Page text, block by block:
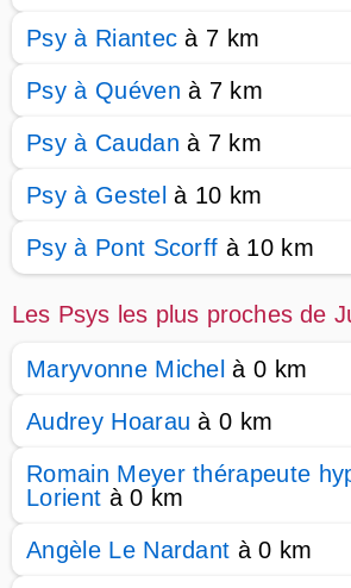
Psy à Riantec à 7 km
Psy à Quéven à 7 km
Psy à Caudan à 7 km
Psy à Gestel à 10 km
Psy à Pont Scorff à 10 km
Les Psys les plus proches de
Maryvonne Michel à 0 km
Audrey Hoarau à 0 km
Romain Meyer thérapeute
Lorient à 0 km
Angèle Le Nardant à 0 km